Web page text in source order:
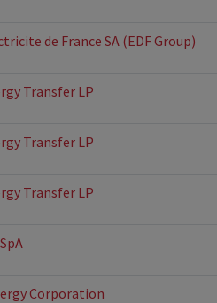
de France SA (EDF Group)
Transfer LP
Transfer LP
Transfer LP
Corporation